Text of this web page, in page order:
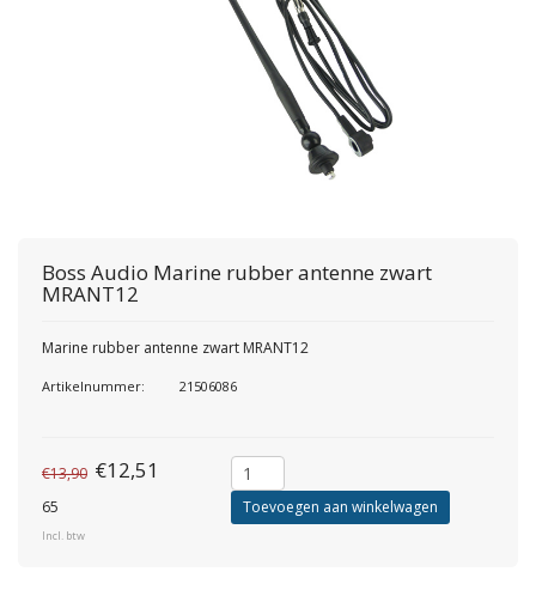
Boss Audio Marine rubber antenne zwart
MRANT12
Marine rubber antenne zwart MRANT12
Artikelnummer: 21506086
€13,90 €12,51
65
Incl. btw
Toevoegen aan winkelwagen